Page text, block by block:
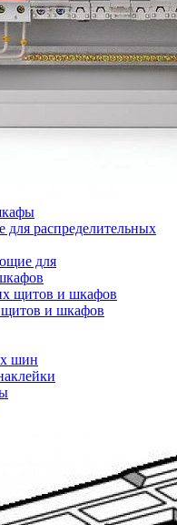
распределительных
для
щитов и шкафов
щитов и шкафов
шин